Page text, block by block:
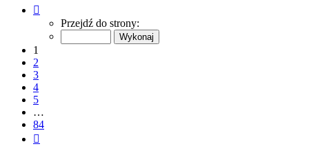
Przejdź do strony:
1
2
3
4
5
…
84